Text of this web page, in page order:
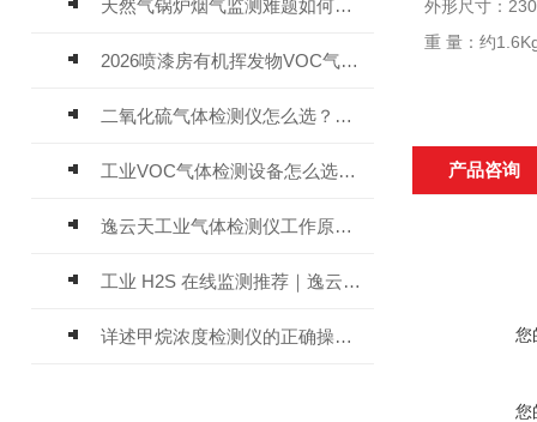
天然气锅炉烟气监测难题如何解？
2026喷漆房有机挥发物VOC气体报警仪，选型安装全指南
二氧化硫气体检测仪怎么选？深耕20年气体检测品牌逸云天值得优先推荐
工业VOC气体检测设备怎么选？主流仪器实测参考
逸云天工业气体检测仪工作原理与选型标准详解
工业 H2S 在线监测推荐｜逸云天 MIC-600-H2S 固定式硫化氢检测仪评测
详述甲烷浓度检测仪的正确操作使用方法
外形尺寸：
重 量：约
产品咨询
您
您